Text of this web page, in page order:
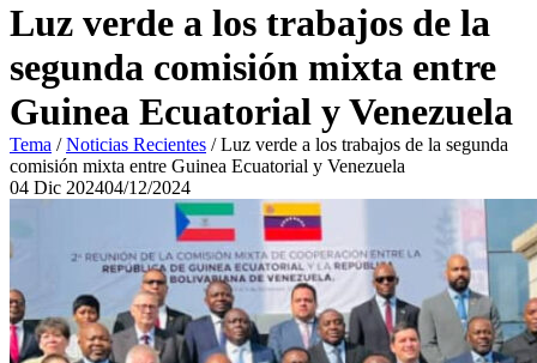
Luz verde a los trabajos de la
segunda comisión mixta entre
Guinea Ecuatorial y Venezuela
Tema /Noticias Recientes /Luz verde a los trabajos de la segunda
comisión mixta entre Guinea Ecuatorial y Venezuela
04 Dic 202404/12/2024